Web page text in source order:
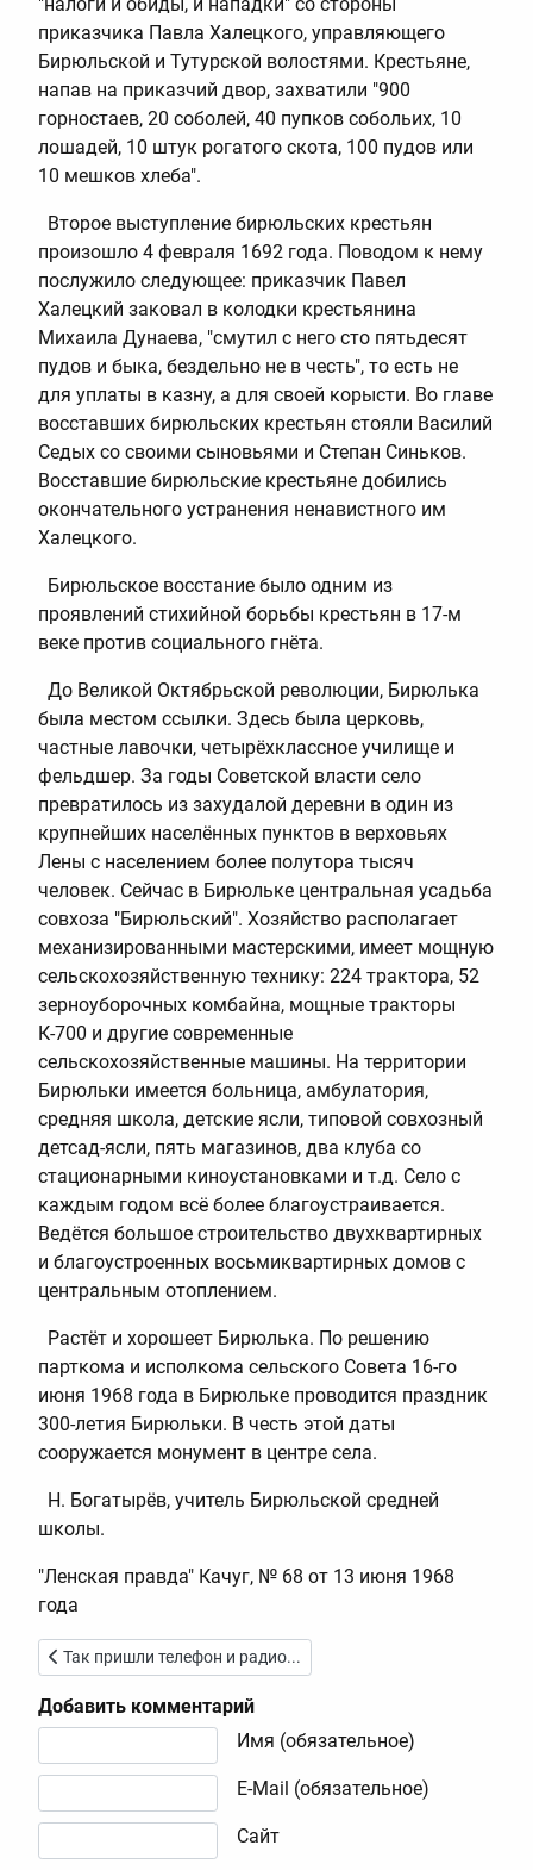
приказчика Павла Халецкого, управляющего
Бирюльской и Тутурской волостями. Крестьяне,
напав на приказчий двор, захватили "900
горностаев, 20 соболей, 40 пупков собольих, 10
лошадей, 10 штук рогатого скота, 100 пудов или
10 мешков хлеба".
Второе выступление бирюльских крестьян
произошло 4 февраля 1692 года. Поводом к нему
послужило следующее: приказчик Павел
Халецкий заковал в колодки крестьянина
Михаила Дунаева, "смутил с него сто пятьдесят
пудов и быка, бездельно не в честь", то есть не
для уплаты в казну, а для своей корысти. Во главе
восставших бирюльских крестьян стояли Василий
Седых со своими сыновьями и Степан Синьков.
Восставшие бирюльские крестьяне добились
окончательного устранения ненавистного им
Халецкого.
Бирюльское восстание было одним из
проявлений стихийной борьбы крестьян в 17-м
веке против социального гнёта.
До Великой Октябрьской революции, Бирюлька
была местом ссылки. Здесь была церковь,
частные лавочки, четырёхклассное училище и
фельдшер. За годы Советской власти село
превратилось из захудалой деревни в один из
крупнейших населённых пунктов в верховьях
Лены с населением более полутора тысяч
человек. Сейчас в Бирюльке центральная усадьба
совхоза "Бирюльский". Хозяйство располагает
механизированными мастерскими, имеет мощную
сельскохозяйственную технику: 224 трактора, 52
зерноуборочных комбайна, мощные тракторы
К-700 и другие современные
сельскохозяйственные машины. На территории
Бирюльки имеется больница, амбулатория,
средняя школа, детские ясли, типовой совхозный
детсад-ясли, пять магазинов, два клуба со
стационарными киноустановками и т.д. Село с
каждым годом всё более благоустраивается.
Ведётся большое строительство двухквартирных
и благоустроенных восьмиквартирных домов с
центральным отоплением.
Растёт и хорошеет Бирюлька. По решению
парткома и исполкома сельского Совета 16-го
июня 1968 года в Бирюльке проводится праздник
300-летия Бирюльки. В честь этой даты
сооружается монумент в центре села.
Н. Богатырёв, учитель Бирюльской средней
школы.
"Ленская правда" Качуг, № 68 от 13 июня 1968
года
Предыдущий: Так пришли телефон и радио...
Так пришли телефон и радио...
Добавить комментарий
Имя (обязательное)
E-Mail (обязательное)
Сайт